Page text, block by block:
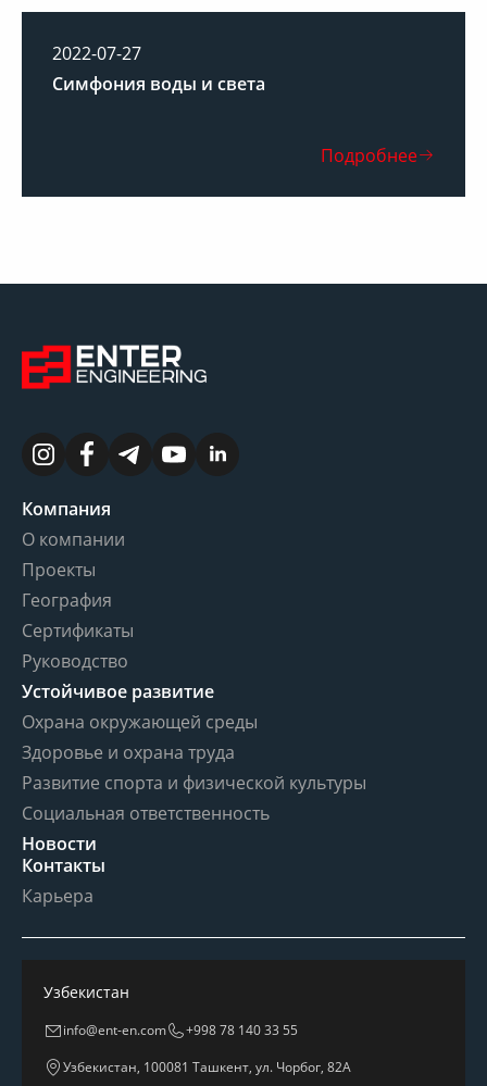
2021-12-31
Открытие вахтового городка на
Подробнее
Компания
О компании
Проекты
География
Сертификаты
Руководство
Устойчивое развитие
Охрана окружающей среды
Здоровье и охрана труда
Развитие спорта и физической культуры
Социальная ответственность
Новости
Контакты
Карьера
Узбекистан
info@ent-en.com
+998 78 140 33 55
Узбекистан, 100081 Ташкент, ул. Чорбог, 82А